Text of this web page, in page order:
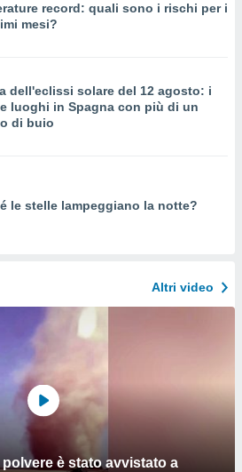
record: quali sono i rischi per i
mesi?
dell'eclissi solare del 12 agosto: i
luoghi in Spagna con più di un
di buio
le stelle lampeggiano la notte?
Altri video
è stato avvistato a